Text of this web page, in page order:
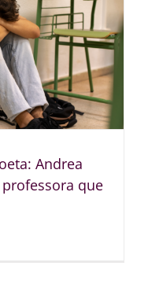
Andrea
que